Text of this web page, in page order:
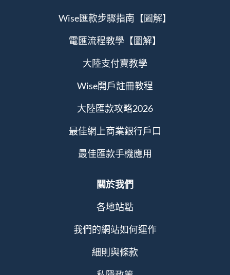
Wise匯款步驟指南【圖解】
電匯流程教學【圖解】
大陸支付寶教學
Wise開戶註冊教程
大陸匯款攻略2026
最佳網上商業銀行戶口
最佳匯款手機應用
關於我們
各地站點
我們的網站如何運作
細則與條款